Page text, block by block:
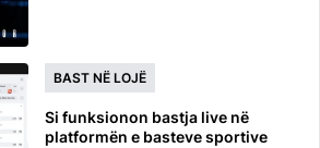
BAST NË LOJË
Si funksionon bastja live në
platformën e basteve sportive